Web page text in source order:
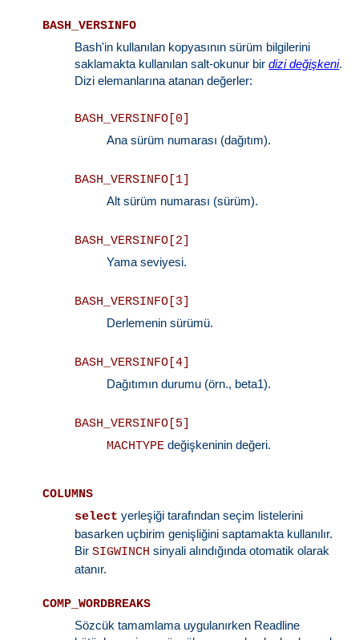
BASH_VERSINFO
Bash'in kullanılan kopyasının sürüm bilgilerini
saklamakta kullanılan salt-okunur birdizi değişkeni.
Dizi elemanlarına atanan değerler:
BASH_VERSINFO[0]
Ana sürüm numarası (dağıtım).
BASH_VERSINFO[1]
Alt sürüm numarası (sürüm).
BASH_VERSINFO[2]
Yama seviyesi.
BASH_VERSINFO[3]
Derlemenin sürümü.
BASH_VERSINFO[4]
Dağıtımın durumu (örn., beta1).
BASH_VERSINFO[5]
MACHTYPE değişkeninin değeri.
COLUMNS
select yerleşiği tarafından seçim listelerini
basarken uçbirim genişliğini saptamakta kullanılır.
BirSIGWINCH sinyali alındığında otomatik olarak
atanır.
COMP_WORDBREAKS
Sözcük tamamlama uygulanırken Readline